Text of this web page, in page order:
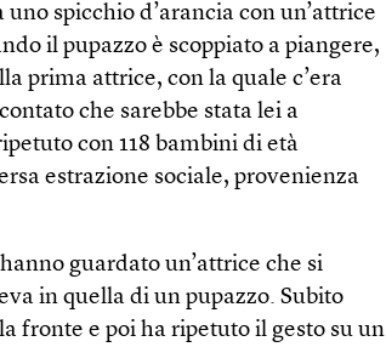
spicchio d’arancia con un’attrice
il pupazzo è scoppiato a piangere,
prima attrice, con la quale c’era
che sarebbe stata lei a
con 118 bambini di età
estrazione sociale, provenienza
guardato un’attrice che si
in quella di un pupazzo. Subito
fronte e poi ha ripetuto il gesto su un